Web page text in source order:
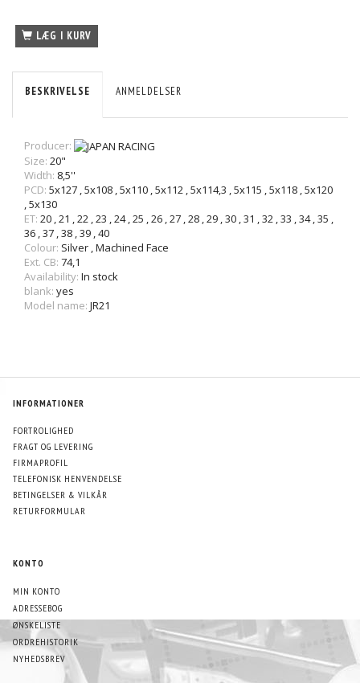
LÆG I KURV
BESKRIVELSE ANMELDELSER
Producer:
Size: 20"
Width: 8,5''
PCD: 5x127 ,5x108 ,5x110 ,5x112 ,5x114,3 ,5x115 ,5x118 ,5x120
,5x130
ET: 20 ,21 ,22 ,23 ,24,25 ,26 ,27 ,28 ,29 ,30 ,31 ,32 ,33 ,34,35 ,
36 ,37 ,38 ,39 ,40
Colour: Silver ,Machined Face
Ext. CB: 74,1
Availability: In stock
blank: yes
Model name: JR21
INFORMATIONER
FORTROLIGHED
FRAGT OG LEVERING
FIRMAPROFIL
TELEFONISK HENVENDELSE
BETINGELSER & VILKÅR
RETURFORMULAR
KONTO
MIN KONTO
ADRESSEBOG
ØNSKELISTE
ORDREHISTORIK
NYHEDSBREV